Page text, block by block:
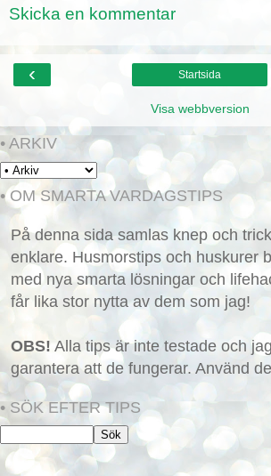
Skicka en kommentar
‹ Startsida
Visa webbversion
• ARKIV
• OM SMARTA VARDAGSTIPS
På denna sida samlas knep och
enklare. Husmorstips och huskurer
med nya smarta lösningar och
får lika stor nytta av dem som jag!
OBS! Alla tips är inte testade och
garantera att de fungerar. Använd
• SÖK EFTER TIPS